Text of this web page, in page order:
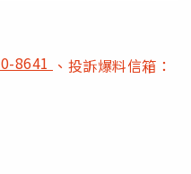
8641 、投訴爆料信箱：